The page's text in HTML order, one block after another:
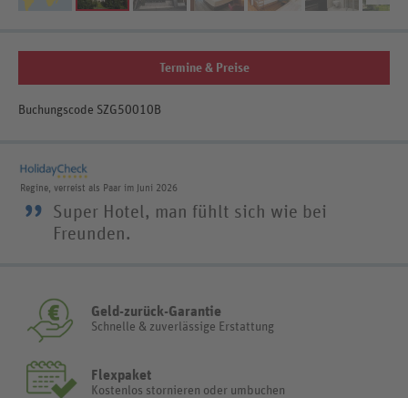
Termine & Preise
Buchungscode SZG50010B
Regine, verreist als Paar im Juni 2026
”
Super Hotel, man fühlt sich wie bei
Freunden.
Geld-zurück-Garantie
Schnelle & zuverlässige Erstattung
Flexpaket
Kostenlos stornieren oder umbuchen